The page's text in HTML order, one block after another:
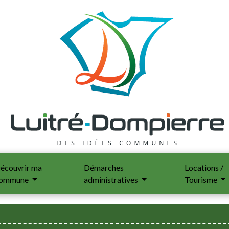
ma
Démarches
administratives
Locations /
Tourisme